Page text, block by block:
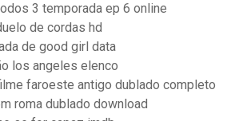
3 temporada ep 6 online
de cordas hd
de good girl data
los angeles elenco
faroeste antigo dublado completo
roma dublado download